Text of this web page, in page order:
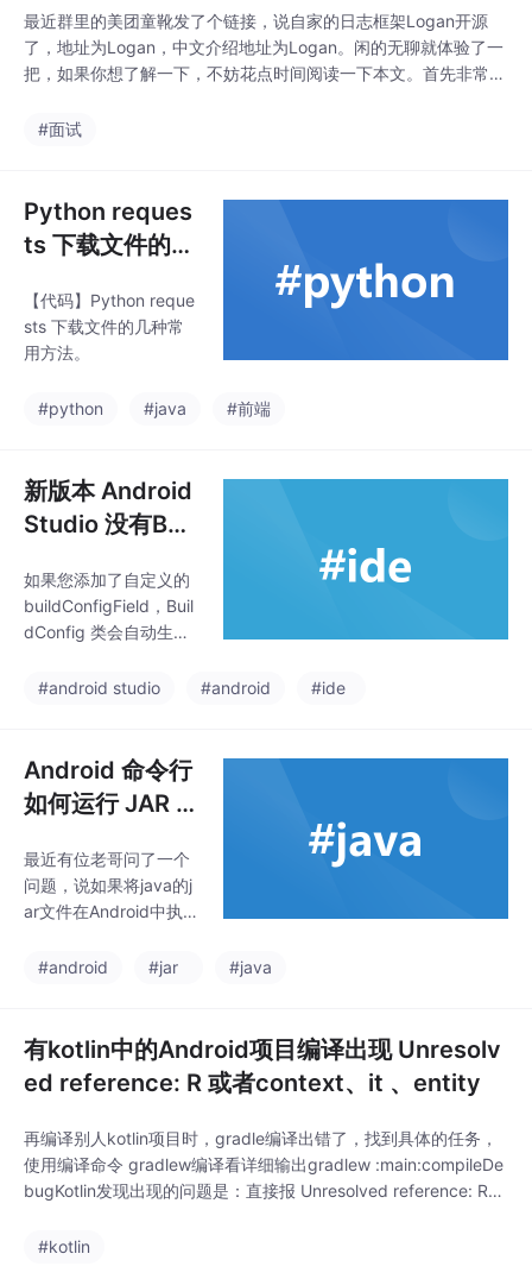
最近群里的美团童靴发了个链接，说自家的日志框架Logan开源
了，地址为Logan，中文介绍地址为Logan。闲的无聊就体验了一
把，如果你想了解一下，不妨花点时间阅读一下本文。首先非常感
波，这个框架使用起来非常简单，方法非常少，大致的使用步骤分
#面试
Python reques
ts 下载文件的几
【代码】Python reque
sts 下载文件的几种常
用方法。
#python #java #前端
新版本 Android
Studio 没有Buil
如果您添加了自定义的
buildConfigField，Buil
dConfig 类会自动生
#android studio
#android #ide
Android 命令行
如何运行 JAR 文
​最近有位老哥问了一个
问题，说如果将java的j
ar文件在Android中执
一个问题，直接写个Ap
p，直接使用命令行去
运行。说明这个需求的
时候，把我给整懵了，
个问题，所幸查了查资
料，发现其实可以在An
droid中使用命令行来执
#android #jar #java
有kotlin中的Android项目编译出现 Unresolv
ed reference: R 或者context、it 、entity
再编译别人kotlin项目时，gradle编译出错了，找到具体的任务，
使用编译命令 gradlew编译看详细输出gradlew :main:compileDe
bugKotlin发现出现的问题是：直接报 Unresolved reference: R。
问题，大致分为四个问题。1. gradle插件版本存在问题首先检查
#kotlin